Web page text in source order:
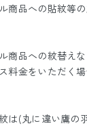
商品への貼紋等
商品への紋替え
料金をいただく場
は(丸に違い鷹の